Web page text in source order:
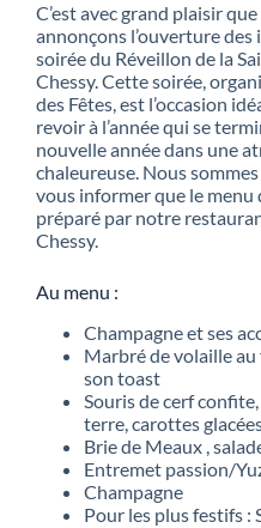
C’est avec grand plaisir
annonçons l’ouverture
soirée du Réveillon de la
Chessy. Cette soirée,
des Fêtes, est l’occasion
revoir à l’année qui se
nouvelle année dans une
chaleureuse. Nous
vous informer que le menu
préparé par notre
Chessy.
Au menu :
Champagne et ses
Marbré de volaille
son toast
Souris de cerf
terre, carottes
Brie de Meaux ,
Entremet passion/
Champagne
Pour les plus festifs :